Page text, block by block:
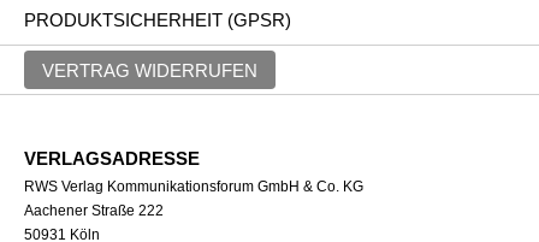
PRODUKTSICHERHEIT (GPSR)
VERTRAG WIDERRUFEN
VERLAGSADRESSE
RWS Verlag Kommunikationsforum GmbH & Co. KG
Aachener Straße 222
50931 Köln